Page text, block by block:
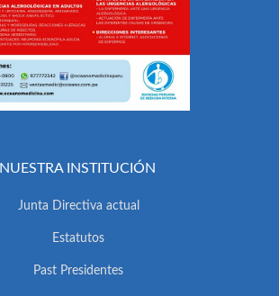
NUESTRA INSTITUCIÓN
Junta Directiva actual
Estatutos
Past Presidentes